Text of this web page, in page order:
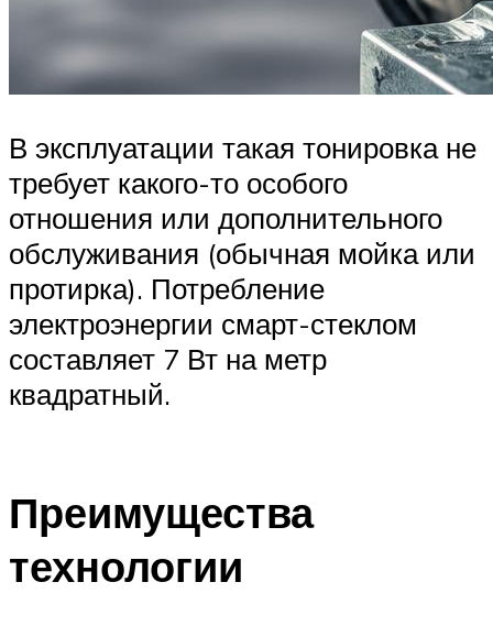
В эксплуатации такая тонировка не
требует какого-то особого
отношения или дополнительного
обслуживания (обычная мойка или
протирка). Потребление
электроэнергии смарт-стеклом
составляет 7 Вт на метр
квадратный.
Преимущества
технологии